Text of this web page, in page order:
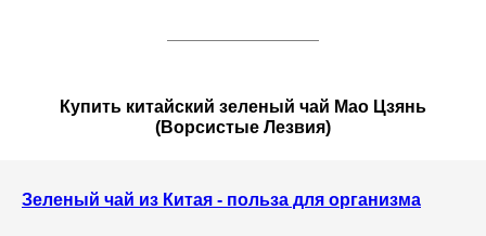
Купить китайский зеленый чай Мао Цзянь
(Ворсистые Лезвия)
Зеленый чай из Китая - польза для организма